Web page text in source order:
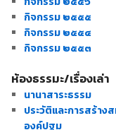
กิจกรรม ๒๕๕๕
กิจกรรม ๒๕๕๔
กิจกรรม ๒๕๕๓
ห้องธรรมะ/เรื่องเล่า
นานาสาระธรรม
ประวัติและการสร้าง
องค์ปฐม